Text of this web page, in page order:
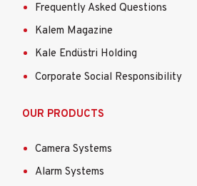
Frequently Asked Questions
Kalem Magazine
Kale Endüstri Holding
Corporate Social Responsibility
OUR PRODUCTS
Camera Systems
Alarm Systems